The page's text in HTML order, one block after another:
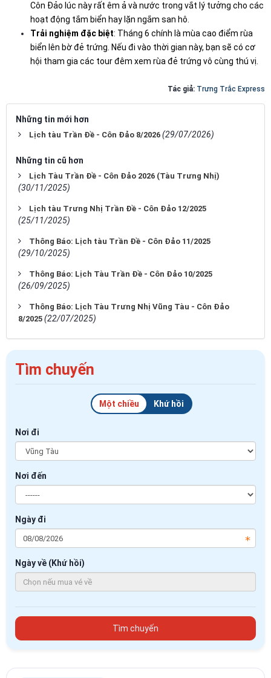
Côn Đảo lúc này rất êm ả và nước trong vắt lý tưởng cho các
hoạt động tắm biển hay lặn ngắm san hô.
Trải nghiệm đặc biệt: Tháng 6 chính là mùa cao điểm rùa
biển lên bờ đẻ trứng. Nếu đi vào thời gian này, bạn sẽ có cơ
hội tham gia các tour đêm xem rùa đẻ trứng vô cùng thú vị.
Tác giả: Trưng Trắc Express
Những tin mới hơn
Lịch tàu Trần Đề - Côn Đảo 8/2026 (29/07/2026)
Những tin cũ hơn
Lịch Tàu Trần Đề - Côn Đảo 2026 (Tàu Trưng Nhị)
(30/11/2025)
Lịch tàu Trưng Nhị Trần Đề - Côn Đảo 12/2025
(25/11/2025)
Thông Báo: Lịch tàu Trần Đề - Côn Đảo 11/2025
(29/10/2025)
Thông Báo: Lịch Tàu Trần Đề - Côn Đảo 10/2025
(26/09/2025)
Thông Báo: Lịch Tàu Trưng Nhị Vũng Tàu - Côn Đảo
8/2025 (22/07/2025)
Tìm chuyến
Một chiều Khứ hồi
Nơi đi
Nơi đến
Ngày đi
Ngày về (Khứ hồi)
Tìm chuyến